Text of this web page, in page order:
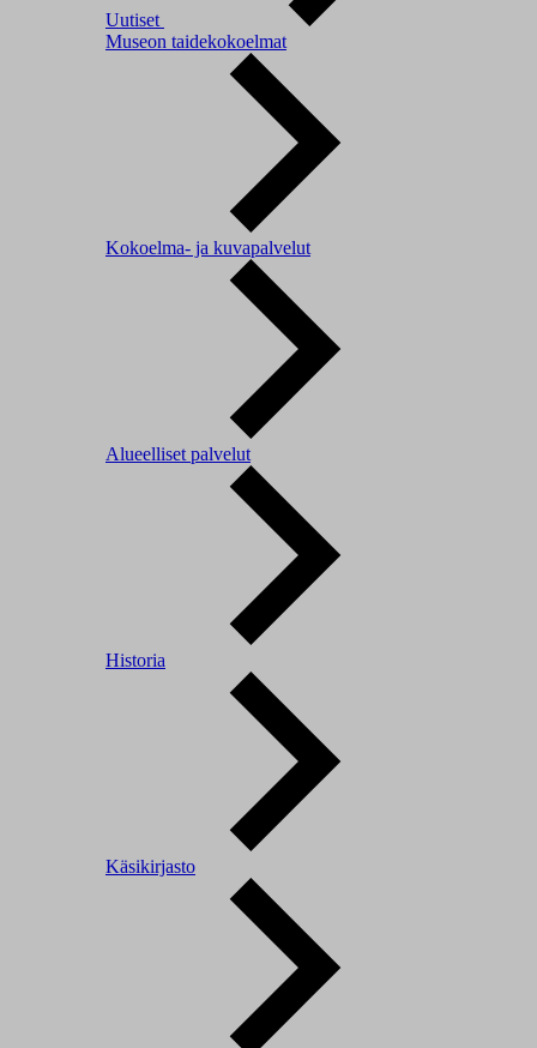
Uutiset
Museon taidekokoelmat
Kokoelma- ja kuvapalvelut
Alueelliset palvelut
Historia
Käsikirjasto